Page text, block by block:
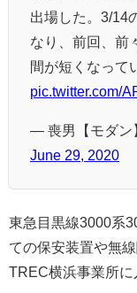
出場した。3/14
なり、前回、前
間が短くなって
pic.twitter.com/
— 喪男【モダン
June 29, 2020
東急目黒線3000系
ての保安装置や無
TREC横浜事業所に